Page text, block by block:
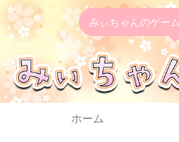
みぃちゃんのゲー
ホーム